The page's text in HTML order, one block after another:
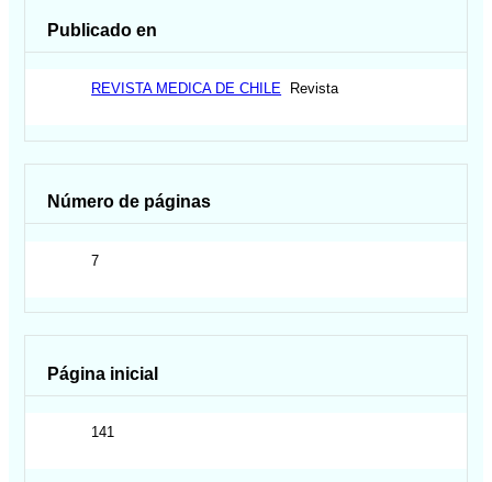
Publicado en
REVISTA MEDICA DE CHILE Revista
Número de páginas
7
Página inicial
141